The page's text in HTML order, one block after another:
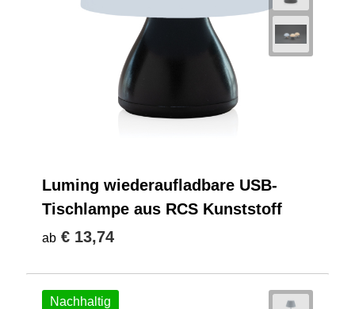
Luming wiederaufladbare USB-
Tischlampe aus RCS Kunststoff
ab € 13,74
Nachhaltig